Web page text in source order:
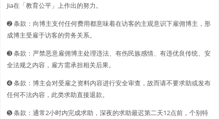
Jia在「教育公平」上作出的努力。
➋️️ 条款：向博主支付任何费用都意味着在访客的主观意识下雇佣博主，形
成博主受雇于访客的劳务关系。
➌ 条款：严禁恶意雇佣博主处理违法、有伤民族感情、有违优良传统、安
全法规之内容，雇方需承担相关后果。
➍ 条款：博主会对受雇之资料内容进行安全审查，故而请不要求助或发布
任何不法内容，此类求助直接退款。
➎ 条款：通常2小时内完成求助，深夜的求助最迟第二天12点前，个别特